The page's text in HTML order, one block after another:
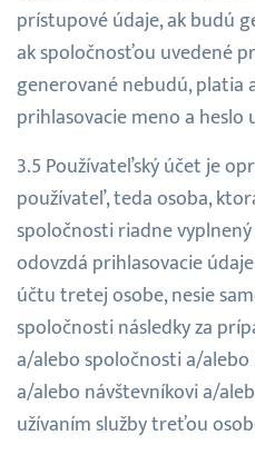
prístupové údaje, ak budú
ak spoločnosťou uvedené
generované nebudú, platia
prihlasovacie meno a
Používateľský účet je
používateľ, teda osoba,
spoločnosti riadne
odovzdá prihlasovacie
účtu tretej osobe, nesie
spoločnosti následky za
a/alebo spoločnosti a/
a/alebo návštevníkovi a/
užívaním služby treťou